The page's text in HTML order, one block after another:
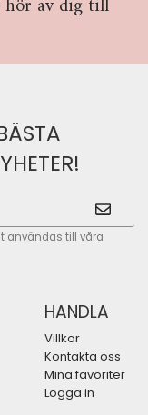
användas till våra
HANDLA
Villkor
Kontakta oss
Mina favoriter
Logga in